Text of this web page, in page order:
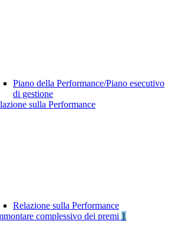
Piano della Performance/Piano esecutivo
di gestione
sulla Performance
Relazione sulla Performance
complessivo dei premi 1